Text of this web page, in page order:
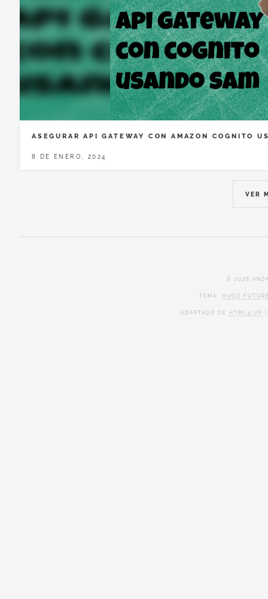
ASEGURAR API GATEWAY CON AMAZON COGNITO
8 DE ENERO, 2024
VER
© 2026
TEMA: HUGO
ADAPTADO DE HTML5 UP